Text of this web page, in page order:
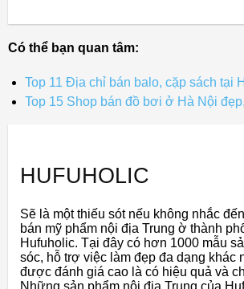
Có thể bạn quan tâm:
Top 11 Địa chỉ bán balo, cặp sách tại
Top 15 Shop bán đồ bơi ở Hà Nội
HUFUHOLIC
Sẽ là một thiếu sót nếu không nhắc
bán mỹ phẩm nội địa Trung ờ thành
Hufuholic. Tại đây có hơn 1000 mẫu
sóc, hỗ trợ việc làm đẹp đa dạng khác
được đánh giá cao là có hiệu quả và
Những sản phẩm nội địa Trung của